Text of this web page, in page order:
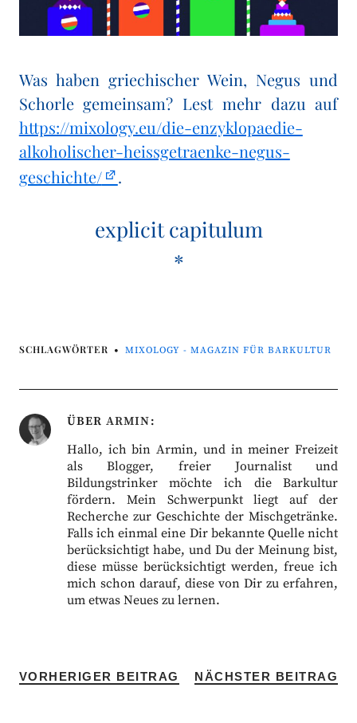
Was haben griechischer Wein, Negus und
Schorle gemeinsam? Lest mehr dazu auf
https://mixology.eu/die-enzyklopaedie-
alkoholischer-heissgetraenke-negus-
geschichte/
.
explicit capitulum
*
SCHLAGWÖRTER MIXOLOGY - MAGAZIN FÜR BARKULTUR
ÜBER ARMIN
Hallo, ich bin Armin, und in meiner Freizeit
als Blogger, freier Journalist und
Bildungstrinker möchte ich die Barkultur
fördern. Mein Schwerpunkt liegt auf der
Recherche zur Geschichte der Mischgetränke.
Falls ich einmal eine Dir bekannte Quelle nicht
berücksichtigt habe, und Du der Meinung bist,
diese müsse berücksichtigt werden, freue ich
mich schon darauf, diese von Dir zu erfahren,
um etwas Neues zu lernen.
VORHERIGER BEITRAG NÄCHSTER BEITRAG